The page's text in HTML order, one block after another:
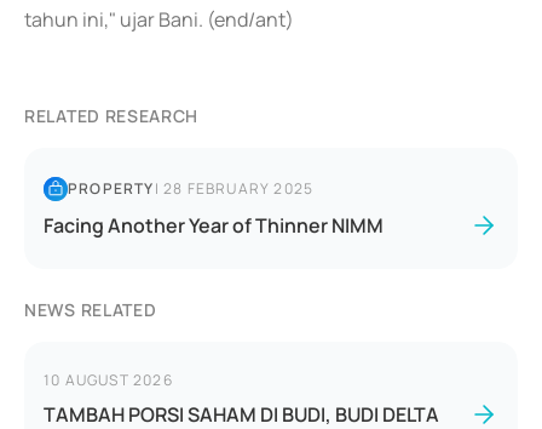
tahun ini," ujar Bani. (end/ant)
RELATED RESEARCH
PROPERTY|28 FEBRUARY 2025
Facing Another Year of Thinner NIMM
NEWS RELATED
10 AUGUST 2026
TAMBAH PORSI SAHAM DI BUDI, BUDI DELTA